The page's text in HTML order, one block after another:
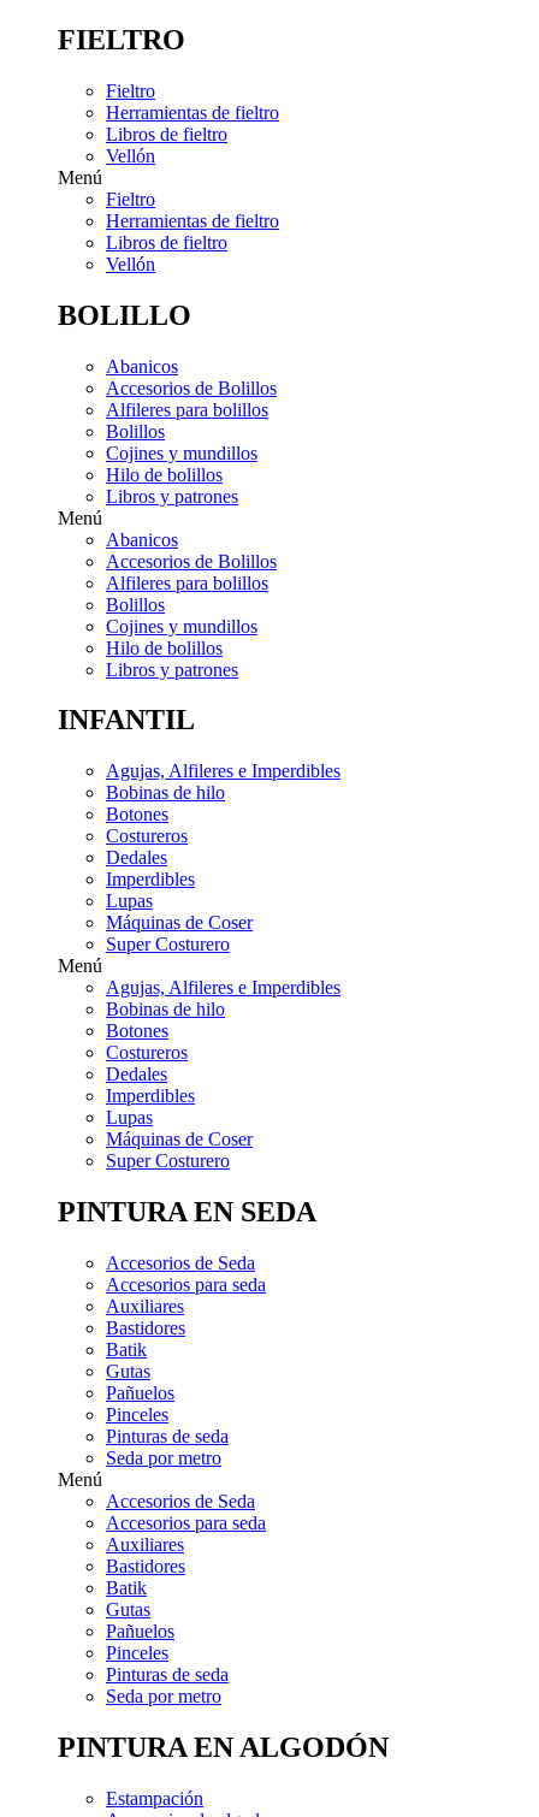
FIELTRO
Fieltro
Herramientas de fieltro
Libros de fieltro
Vellón
Menú
Fieltro
Herramientas de fieltro
Libros de fieltro
Vellón
BOLILLO
Abanicos
Accesorios de Bolillos
Alfileres para bolillos
Bolillos
Cojines y mundillos
Hilo de bolillos
Libros y patrones
Menú
Abanicos
Accesorios de Bolillos
Alfileres para bolillos
Bolillos
Cojines y mundillos
Hilo de bolillos
Libros y patrones
INFANTIL
Agujas, Alfileres e Imperdibles
Bobinas de hilo
Botones
Costureros
Dedales
Imperdibles
Lupas
Máquinas de Coser
Super Costurero
Menú
Agujas, Alfileres e Imperdibles
Bobinas de hilo
Botones
Costureros
Dedales
Imperdibles
Lupas
Máquinas de Coser
Super Costurero
PINTURA EN SEDA
Accesorios de Seda
Accesorios para seda
Auxiliares
Bastidores
Batik
Gutas
Pañuelos
Pinceles
Pinturas de seda
Seda por metro
Menú
Accesorios de Seda
Accesorios para seda
Auxiliares
Bastidores
Batik
Gutas
Pañuelos
Pinceles
Pinturas de seda
Seda por metro
PINTURA EN ALGODÓN
Estampación